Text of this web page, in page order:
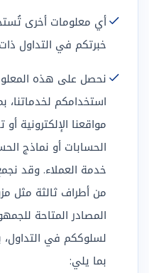
أي معلومات أخرى
خبرتكم في التداول
نحصل على هذه
استخدامكم
مواقعنا الإلكترونية
الحسابات أو نماذج
خدمة العملاء. وقد
من أطراف ثالثة مثل
المصادر المتاحة
لسلوككم في
بما يلي: